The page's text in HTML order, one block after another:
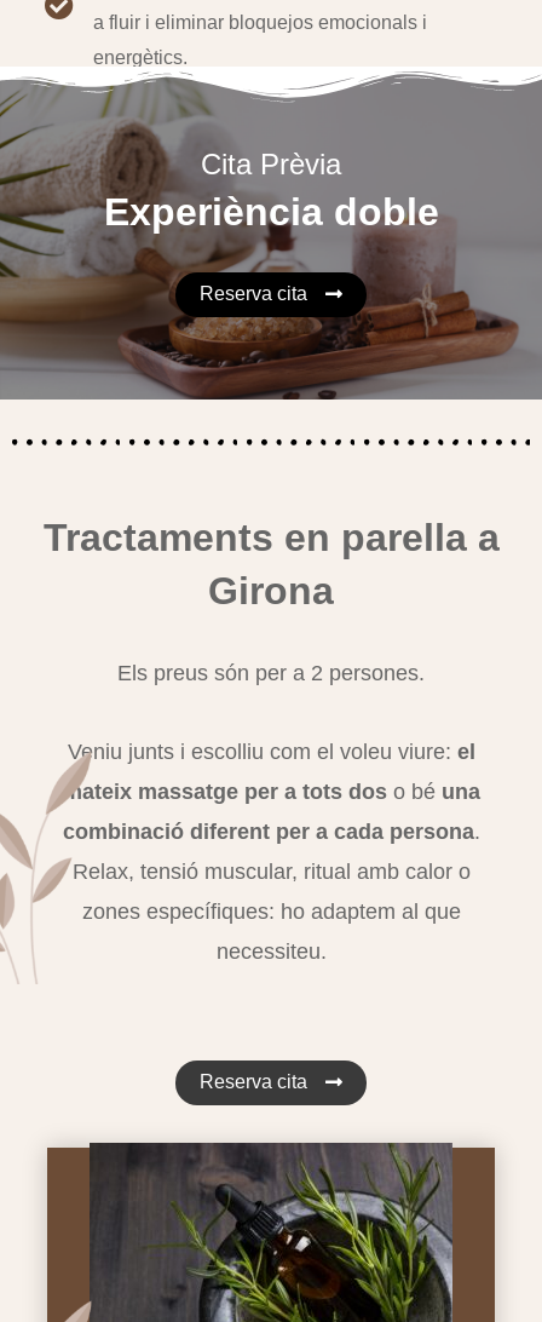
a fluir i eliminar bloquejos emocionals i
energètics.
Cita Prèvia
Experiència doble
Reserva cita
Tractaments en parella a
Girona
Els preus són per a 2 persones.
Veniu junts i escolliu com el voleu viure: el
mateix massatge per a tots doso bé una
combinació diferent per a cada persona.
Relax, tensió muscular, ritual amb calor o
zones específiques: ho adaptem al que
necessiteu.
Reserva cita